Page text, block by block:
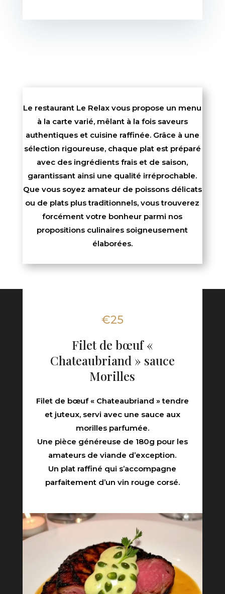
Le restaurant Le Relax vous propose un menu
à la carte varié, mêlant à la fois saveurs
authentiques et cuisine raffinée. Grâce à une
sélection rigoureuse, chaque plat est préparé
avec des ingrédients frais et de saison,
garantissant ainsi une qualité irréprochable.
Que vous soyez amateur de poissons délicats
ou de plats plus traditionnels, vous trouverez
forcément votre bonheur parmi nos
propositions culinaires soigneusement
élaborées.
€25
Filet de bœuf «
Chateaubriand » sauce
Morilles
Filet de bœuf « Chateaubriand » tendre
et juteux, servi avec une sauce aux
morilles parfumée.
Une pièce généreuse de 180g pour les
amateurs de viande d’exception.
Un plat raffiné qui s’accompagne
parfaitement d’un vin rouge corsé.